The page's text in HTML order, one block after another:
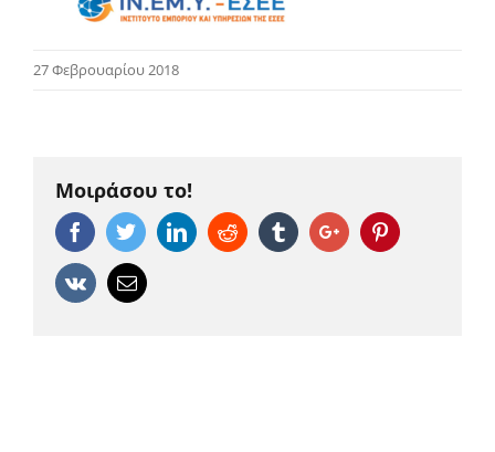
27 Φεβρουαρίου 2018
Μοιράσου το!
FacebookTwitterLinkedinReddit TumblrGoogle+Pinterest
Vk Email